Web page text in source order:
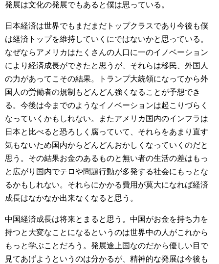
発展は文化の発展でもあると僕は思っている。
日本経済は世界でもまだまだトップクラスであり今後も僕
は経済トップを維持していくにではないかと思っている。
なぜならアメリカはたくさんの人口に一のイノベーション
により経済成長ができたと思うが、それらは移民、外国人
の力があってこその結果。トランプ大統領になってから外
国人の労働者の規制もどんどん強くなることが予想でき
る。今後は今までのようなイノベーションは起こりづらく
なっていくかもしれない。またアメリカ国内のインフラは
日本と比べると恐ろしく腐っていて、それらをあまり直す
気もないため国内からどんどんおかしくなっていくのだと
思う。その結果お金のあるものと無い者の生活の差はもっ
と広がり国内でテロや問題行動が多発する社会にもっとな
るかもしれない。それらにかかる費用が莫大になれば経済
成長はなかなか出来なくなると思う。
中国経済成長は将来とまると思う。中国がお金を持ち力を
持つと大変なことになるというのは世界中の人がこれから
もっと学ぶことだろう。発展途上国なのだから優しい目で
見てあげようというのは分かるが、精神的な発展は今後も